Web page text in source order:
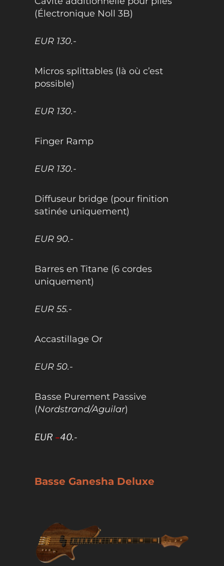
(Électronique Noll 3B)
EUR 130.-
Micros splittables (là où c’est
possible)
EUR 130.-
Finger Ramp
EUR 130.-
Diffuseur bridge (pour finition
satinée uniquement)
EUR 90.-
Barres en Titane (6 cordes
uniquement)
EUR 55.-
Accastillage Or
EUR 50.-
Basse Purement Passive
(Nordstrand/Aguilar)
EUR –40.-
Basse Ganesha Deluxe